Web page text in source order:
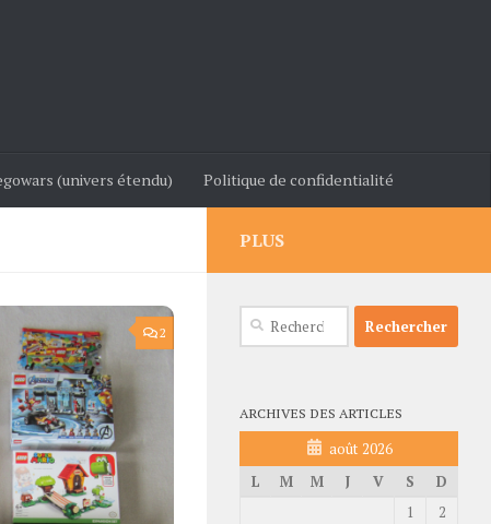
(univers étendu) Politique de confidentialité
2
PLUS
Rechercher :
ARCHIVES DES ARTICLES
août 2026
L
M M J V S
D
1
2